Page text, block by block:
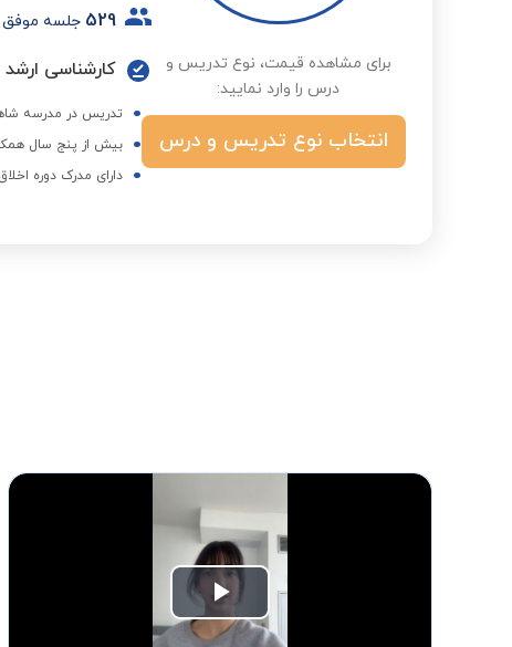
برای مشاهده قیمت، نوع تدریس و
درس را وارد نمایید:
انتخاب نوع تدریس و درس
529 جلسه موفق
کارشناسی
تدریس در مدرسه
بیش از پنج سال
دارای مدرک دوره
Play